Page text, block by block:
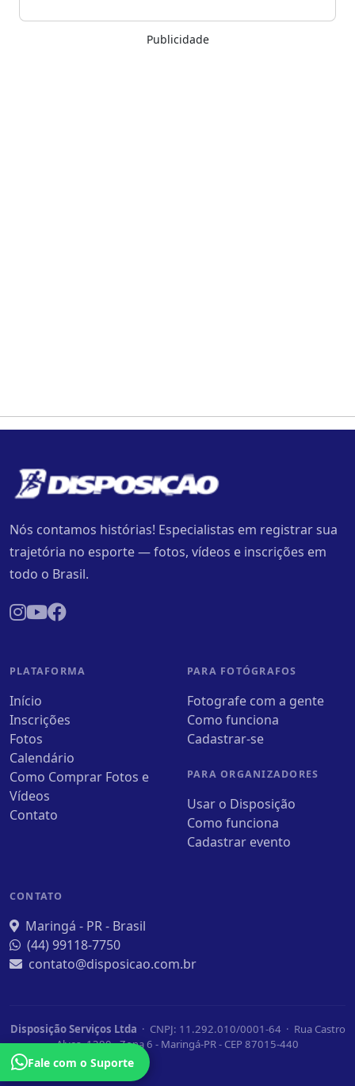
Publicidade
Nós contamos histórias! Especialistas em registrar sua
trajetória no esporte — fotos, vídeos e inscrições em
todo o Brasil.
PLATAFORMA
Início
Inscrições
Fotos
Calendário
Como Comprar Fotos e
Vídeos
Contato
PARA FOTÓGRAFOS
Fotografe com a gente
Como funciona
Cadastrar-se
PARA ORGANIZADORES
Usar o Disposição
Como funciona
Cadastrar evento
CONTATO
Maringá - PR - Brasil
(44) 99118-7750
contato@disposicao.com.br
Disposição Serviços Ltda · CNPJ: 11.292.010/0001-64 · Rua Castro
Alves, 1390 - Zona 6 - Maringá-PR - CEP 87015-440
Fale com o Suporte